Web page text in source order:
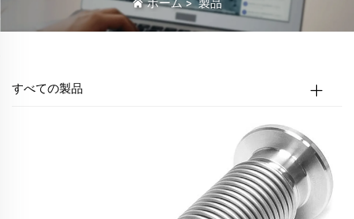
すべての製品